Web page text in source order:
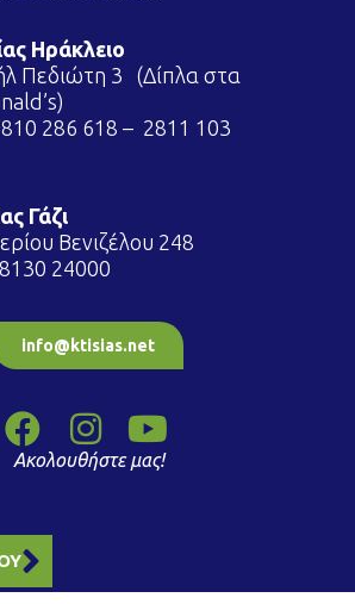
Ηράκλειο
Πεδιώτη 3 (Δίπλα στα
286 618 – 2811 103
Γάζι
Βενιζέλου 248
24000
info@ktisias.net
Ακολουθήστε μας!